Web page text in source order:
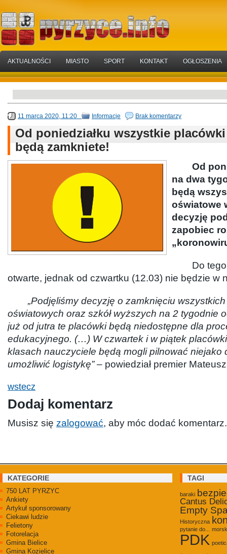
AKTUALNOŚCI MIASTO SPORT KONTAKT OGŁOSZENIA
11 marca 2020, 11:20 Informacje Brak komentarzy
Od poniedziałku wszystkie
będą zamkniete!
Od
na dwa
będą
oświatowe
decyzję
zapobiec
Do tego
otwarte, jednak od czwartku (12.03) nie będzie w
„Podjęliśmy decyzję o zamknięciu wszystkich
oświatowych oraz szkół wyższych na 2 tygodnie
już od jutra te placówki będą niedostępne dla
edukacyjnego. (…) W czwartek i w piątek
klasach nauczyciele będą mogli pilnować niejako
umożliwić logistykę”– powiedział premier
wstecz
Dodaj komentarz
Musisz się zalogować, aby móc dodać komentarz.
KATEGORIE
750 LAT PYRZYC
Ankiety
Artykuł sponsorowany
Ciekawi ludzie
Felietony
Fotorelacja
Gmina Bielice
Gmina Kozielice
TAGI
baraki
Cantus
Empty
Historyczna
pytanie do...
PDK